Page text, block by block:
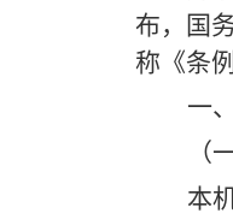
布，国
称《条
一
（
本